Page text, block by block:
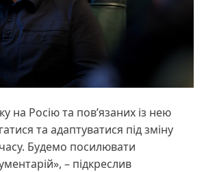
на Росію та повʼязаних із нею
та адаптуватися під зміну
Будемо посилювати
– підкреслив